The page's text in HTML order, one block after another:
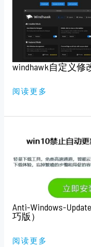
windhawk自定义修
V1.4.1（
装
版）
阅读更多
Anti-Windows-
巧版）
WINDOWS-
UPDATE，
止
WIN10
软
件
（小
阅读更多